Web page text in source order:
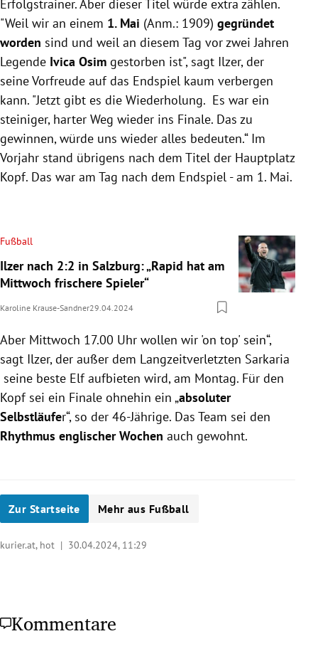
Erfolgstrainer. Aber dieser Titel würde extra zählen.
"Weil wir an einem 1. Mai (Anm.: 1909) gegründet
worden sind und weil an diesem Tag vor zwei Jahren
Legende Ivica Osim gestorben ist", sagt Ilzer, der
seine Vorfreude auf das Endspiel kaum verbergen
kann. "Jetzt gibt es die Wiederholung. Es war ein
steiniger, harter Weg wieder ins Finale. Das zu
gewinnen, würde uns wieder alles bedeuten.“ Im
Vorjahr stand übrigens nach dem Titel der Hauptplatz
Kopf. Das war am Tag nach dem Endspiel - am 1. Mai.
Fußball
Ilzer nach 2:2 in Salzburg: „Rapid hat am
Mittwoch frischere Spieler“
Karoline Krause-Sandner29.04.2024
Aber Mittwoch 17.00 Uhr wollen wir 'on top' sein“,
sagt Ilzer, der außer dem Langzeitverletzten Sarkaria
seine beste Elf aufbieten wird, am Montag. Für den
Kopf sei ein Finale ohnehin ein „absoluter
Selbstläufer“, so der 46-Jährige. Das Team sei den
Rhythmus englischer Wochen auch gewohnt.
Zur Startseite Mehr aus Fußball
kurier.at, hot | 30.04.2024, 11:29
Kommentare